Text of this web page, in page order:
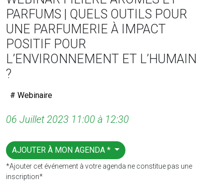
PARFUMS | QUELS OUTILS POUR
UNE PARFUMERIE À IMPACT
POSITIF POUR
L’ENVIRONNEMENT ET L’HUMAIN
?
# Webinaire
06 Juillet 2023 11:00 à 12:30
AJOUTER À MON AGENDA *
*Ajouter cet événement à votre agenda ne constitue pas une
inscription*